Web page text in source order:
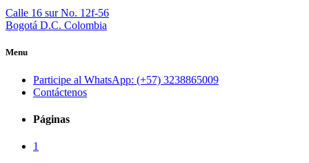
Calle 16 sur No. 12f-56
Bogotá D.C. Colombia
Menu
Participe al WhatsApp: (+57) 3238865009
Contáctenos
Páginas
1